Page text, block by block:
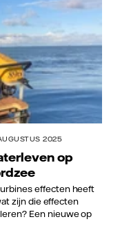
2025
op
effecten heeft
zijn die effecten
Een nieuwe op